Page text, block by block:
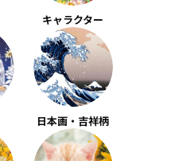
キャラクター
日本画・吉祥柄